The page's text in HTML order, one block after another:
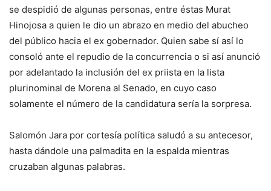
se despidió de algunas personas, entre éstas Murat
Hinojosa a quien le dio un abrazo en medio del abucheo
del público hacia el ex gobernador. Quien sabe sí así lo
consoló ante el repudio de la concurrencia o si así anunció
por adelantado la inclusión del ex priista en la lista
plurinominal de Morena al Senado, en cuyo caso
solamente el número de la candidatura sería la sorpresa.
Salomón Jara por cortesía política saludó a su antecesor,
hasta dándole una palmadita en la espalda mientras
cruzaban algunas palabras.